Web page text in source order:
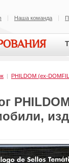
Наша команда
| PHILDOM (ex-